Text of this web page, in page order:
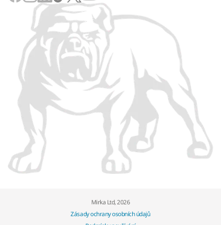
Mirka Ltd, 2026
Zásady ochrany osobních údajů